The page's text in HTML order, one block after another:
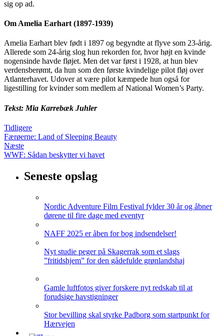
sig op ad.
Om Amelia Earhart (1897-1939)
Amelia Earhart blev født i 1897 og begyndte at flyve som 23-årig.
Allerede som 24-årig slog hun rekorden for, hvor højt en kvinde
nogensinde havde fløjet. Men det var først i 1928, at hun blev
verdensberømt, da hun som den første kvindelige pilot fløj over
Atlanterhavet. Udover at være pilot kæmpede hun også for
ligestilling for kvinder som medlem af National Women’s Party.
Tekst: Mia Karrebæk Juhler
Tidligere
Færøerne: Land of Sleeping Beauty
Næste
WWF: Sådan beskytter vi havet
Seneste opslag
Nordic Adventure Film Festival fylder 30 år og åbner
dørene til fire dage med eventyr
NAFF 2025 er åben for bog indsendelser!
Nyt studie peger på Skagerrak som et slags
”fritidshjem” for den gådefulde grønlandshaj
Gamle luftfotos giver forskere nyt redskab til at
forudsige havstigninger
Stor bevilling skal styrke Padborg som startpunkt for
Hærvejen